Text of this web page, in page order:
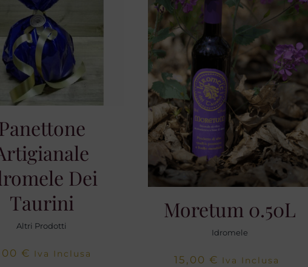
Dei
Taurini
Altri Prodotti
€ Iva Inclusa
Moretum 0.50L
Idromele
15,00 € Iva Inclusa